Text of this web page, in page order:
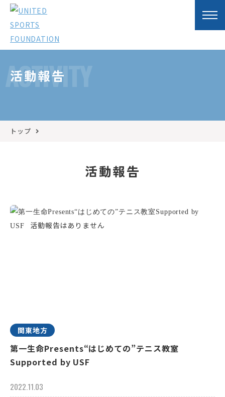
ACTIVITY
活動報告
トップ
活動報告
関東地方
第一生命Presents“はじめての”テニス教室
Supported by USF
2022.11.03